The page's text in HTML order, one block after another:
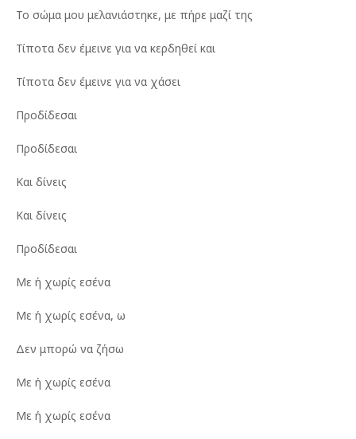
Το σώμα μου μελανιάστηκε, με πήρε μαζί της
Τίποτα δεν έμεινε για να κερδηθεί και
Τίποτα δεν έμεινε για να χάσει
Προδίδεσαι
Προδίδεσαι
Και δίνεις
Και δίνεις
Προδίδεσαι
Με ή χωρίς εσένα
Με ή χωρίς εσένα, ω
Δεν μπορώ να ζήσω
Με ή χωρίς εσένα
Με ή χωρίς εσένα